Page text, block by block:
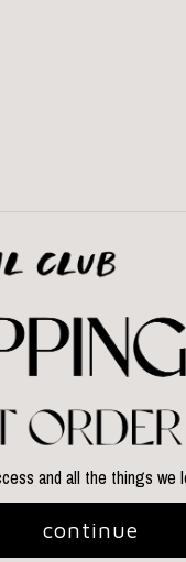
and all the things we
continue